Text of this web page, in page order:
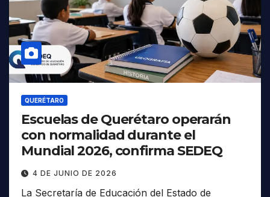
QUERÉTARO
Escuelas de Querétaro operarán
con normalidad durante el
Mundial 2026, confirma SEDEQ
4 DE JUNIO DE 2026
La Secretaría de Educación del Estado de